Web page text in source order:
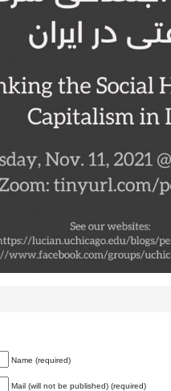
Name (required)
Mail (will not be published) (required)